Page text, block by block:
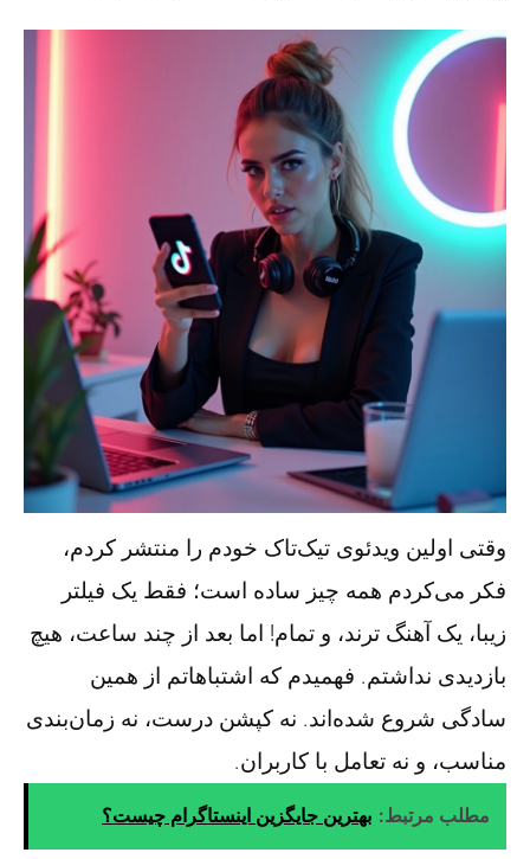
وقتی اولین ویدئوی تیک‌تاک خودم را منتشر کردم،
فکر می‌کردم همه چیز ساده است؛ فقط یک فیلتر
زیبا، یک آهنگ ترند، و تمام! اما بعد از چند ساعت، هیچ
بازدیدی نداشتم. فهمیدم که اشتباهاتم از همین
سادگی شروع شده‌اند. نه کپشن درست، نه زمان‌بندی
مناسب، و نه تعامل با کاربران.
مطلب مرتبط: بهترین جایگزین اینستاگرام چیست؟